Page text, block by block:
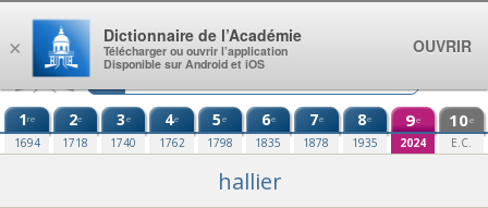
Aller au contenu
1re
1694
2e
1718
3e
1740
4e
1762
5e
1798
6e
1835
7e
1878
8e
1935
9e
2024
10e
E.C.
hallier
×
Dictionnaire de l’Académie
Télécharger ou ouvrir l’application
Disponible sur Android et iOS
OUVRIR